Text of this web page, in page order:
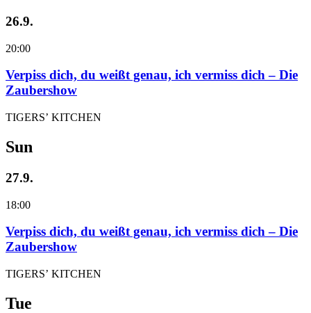
26.9.
20:00
Verpiss dich, du weißt genau, ich vermiss dich – Die
Zaubershow
TIGERS’ KITCHEN
Sun
27.9.
18:00
Verpiss dich, du weißt genau, ich vermiss dich – Die
Zaubershow
TIGERS’ KITCHEN
Tue